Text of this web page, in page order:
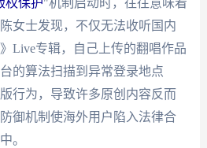
权保护"机制启动时，往往意味着
女士发现，不仅无法收听国内
Live专辑，自己上传的翻唱作品
的算法扫描到异常登录地点
行为，导致许多原创内容反而
御机制使海外用户陷入法律合
。